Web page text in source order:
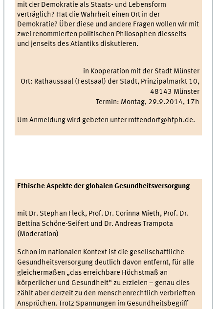
mit der Demokratie als Staats- und Lebensform
verträglich? Hat die Wahrheit einen Ort in der
Demokratie? Über diese und andere Fragen wollen wir mit
zwei renommierten politischen Philosophen diesseits
und jenseits des Atlantiks diskutieren.
in Kooperation mit der Stadt Münster
Ort: Rathaussaal (Festsaal) der Stadt, Prinzipalmarkt 10,
48143 Münster
Termin: Montag, 29.9.2014, 17h
Um Anmeldung wird gebeten unter rottendorf@hfph.de.
Ethische Aspekte der globalen Gesundheitsversorgung
mit Dr. Stephan Fleck, Prof. Dr. Corinna Mieth, Prof. Dr.
Bettina Schöne-Seifert und Dr. Andreas Trampota
(Moderation)
Schon im nationalen Kontext ist die gesellschaftliche
Gesundheitsversorgung deutlich davon entfernt, für alle
gleichermaßen „das erreichbare Höchstmaß an
körperlicher und Gesundheit“ zu erzielen – genau dies
zählt aber derzeit zu den menschenrechtlich verbrieften
Ansprüchen. Trotz Spannungen im Gesundheitsbegriff